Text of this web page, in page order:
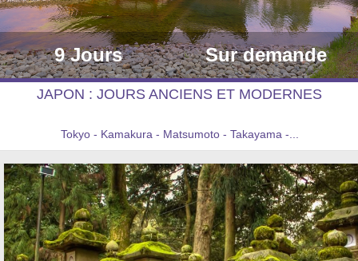
9 Jours Sur demande
JAPON : JOURS ANCIENS ET MODERNES
Tokyo - Kamakura - Matsumoto - Takayama -...